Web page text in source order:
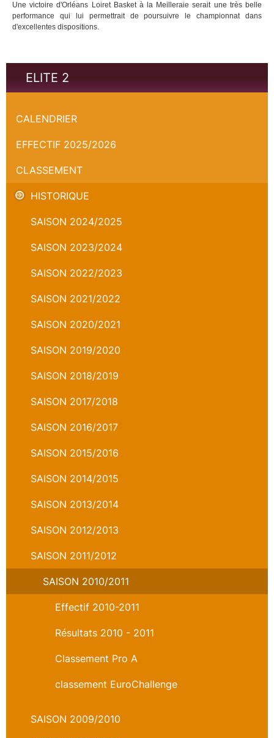
Une victoire d'Orléans Loiret Basket à la Meilleraie serait une très belle
performance qui lui permettrait de poursuivre le championnat dans
d'excellentes dispositions.
ELITE 2
CALENDRIER
EFFECTIF 2025/2026
CLASSEMENT
HISTORIQUE
SAISON 2024/2025
SAISON 2023/2024
SAISON 2022/2023
SAISON 2021/2022
SAISON 2020/2021
SAISON 2019/2020
SAISON 2018/2019
SAISON 2017/2018
SAISON 2016/2017
SAISON 2015/2016
SAISON 2014/2015
SAISON 2013/2014
SAISON 2012/2013
SAISON 2011/2012
SAISON 2010/2011
Effectif 2010-2011
Résultats 2010 - 2011
Classement Pro A
classement EuroChallenge
SAISON 2009/2010